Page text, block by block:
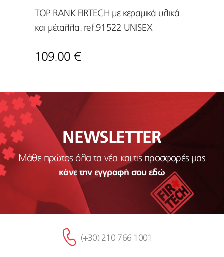
TOP RANK FIRTECH με κεραμικά υλικά
και μέταλλα. ref.91522 UNISEX
109.00 €
NEWSLETTER
Μάθε πρώτος όλα τα νέα και τις προσφορές μας
κάνε την εγγραφή σου εδώ
(+30) 210 766 1001